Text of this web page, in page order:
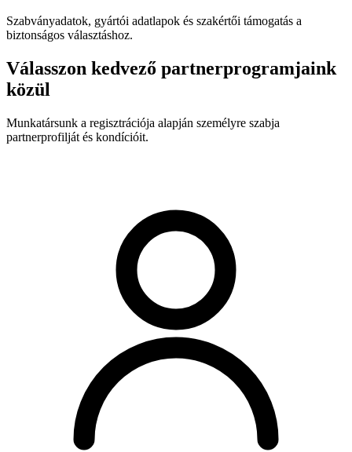
Szabványadatok, gyártói adatlapok és szakértői támogatás a
biztonságos választáshoz.
Válasszon kedvező partnerprogramjaink
közül
Munkatársunk a regisztrációja alapján személyre szabja
partnerprofilját és kondícióit.